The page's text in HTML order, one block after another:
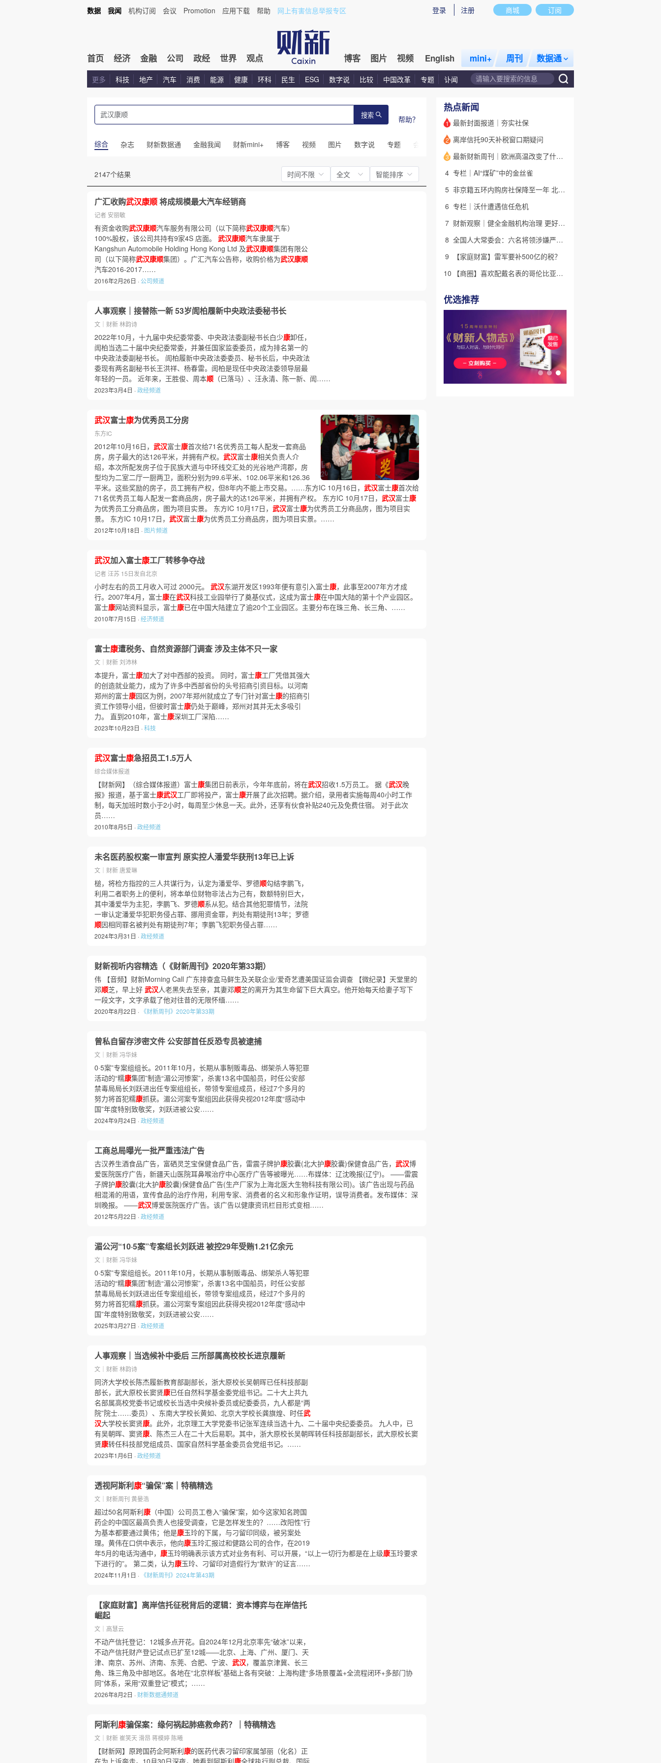
商城 订阅
登录 注册
数据 我闻 机构订阅 会议 Promotion 应用下载 帮助 网上有害信息举报专区
首页 经济 金融 公司 政经 世界 观点 博客 图片 视频 English mini+ 周刊 数据通
更多 科技 地产 汽车 消费 能源 健康 环科 民生 ESG 数字说 比较 中国改革 专题 讣闻
搜索 帮助？
综合 杂志 财新数据通 金融我闻 财新mini+ 博客 视频 图片 数字说 专题 会议 话题 特别呈现 私房课
2147个结果 时间不限 全文 智能排序
广汇收购武汉康顺将成规模最大汽车经销商
记者 安丽敏
有资金收购武汉康顺汽车服务有限公司（以下简称武汉康顺汽车）
100%股权，该公司共持有9家4S 店面。 武汉康顺汽车隶属于
Kangshun Automobile Holding Hong Kong Ltd 及武汉康顺集团有限公
司（以下简称武汉康顺集团）。广汇汽车公告称，收购价格为武汉康顺
汽车2016-2017……
2016年2月26日 · 公司频道
人事观察｜接替陈一新 53岁訚柏履新中央政法委秘书长
文｜财新 林韵诗
2022年10月，十九届中央纪委常委、中央政法委副秘书长白少康卸任，
訚柏当选二十届中央纪委常委，并兼任国家监委委员，成为排名第一的
中央政法委副秘书长。 訚柏履新中央政法委委员、秘书长后，中央政法
委现有两名副秘书长王洪祥、杨春雷。訚柏是现任中央政法委领导层最
年轻的一员。 近年来，王胜俊、周本顺 （已落马）、汪永清、陈一新、訚……
2023年3月4日 ·政经频道
武汉富士康为优秀员工分房
东方IC
2012年10月16日， 武汉富士康首次给71名优秀员工每人配发一套商品
房，房子最大的达126平米，并拥有产权。 武汉富士康相关负责人介
绍，本次所配发房子位于民族大道与中环线交汇处的光谷地产湾郡，房
型均为二室二厅一厨两卫，面积分别为99.6平米、102.06平米和126.36
平米。这些奖励的房子，员工拥有产权，但8年内不能上市交易。……东方IC 10月16日， 武汉富士康首次给
71名优秀员工每人配发一套商品房，房子最大的达126平米，并拥有产权。 东方IC 10月17日， 武汉富士康
为优秀员工分商品房，图为项目实景。 东方IC 10月17日， 武汉富士康为优秀员工分商品房，图为项目实
景。 东方IC 10月17日， 武汉富士康为优秀员工分商品房，图为项目实景。……
2012年10月18日 · 图片频道
武汉加入富士康工厂转移争夺战
记者 汪苏 15日发自北京
小时左右的员工月收入可过 2000元。 武汉东湖开发区1993年便有意引入富士康，此事至2007年方才成
行。2007年4月，富士康在武汉科技工业园举行了奠基仪式，这成为富士康在中国大陆的第十个产业园区。
富士康网站资料显示，富士康已在中国大陆建立了逾20个工业园区。主要分布在珠三角、长三角、……
2010年7月15日 ·经济频道
富士康遭税务、自然资源部门调查 涉及主体不只一家
文｜财新 刘沛林
本提升，富士康加大了对中西部的投资。 同时，富士康工厂凭借其强大
的创造就业能力，成为了许多中西部省份的头号招商引资目标。以河南
郑州的富士康园区为例，2007年郑州就成立了专门针对富士康的招商引
资工作领导小组，但彼时富士康仍处于巅峰，郑州对其并无太多吸引
力。 直到2010年，富士康深圳工厂深陷……
2023年10月23日 ·科技
武汉富士康急招员工1.5万人
综合媒体报道
【财新网】（综合媒体报道）富士康集团日前表示，今年年底前，将在武汉招收1.5万员工。 据《武汉晚
报》报道，基于富士康武汉工厂即将投产，富士康开展了此次招聘。据介绍，录用者实施每周40小时工作
制，每天加班时数小于2小时，每周至少休息一天。此外，还享有伙食补贴240元及免费住宿。 对于此次
员……
2010年8月5日 ·政经频道
未名医药股权案一审宣判 原实控人潘爱华获刑13年已上诉
文｜财新 唐爱琳
槌，将检方指控的三人共谋行为，认定为潘爱华、罗德顺勾结李鹏飞，
利用二者职务上的便利，将本单位财物非法占为己有，数额特别巨大，
其中潘爱华为主犯，李鹏飞、罗德顺系从犯。结合其他犯罪情节，法院
一审认定潘爱华犯职务侵占罪、挪用资金罪，判处有期徒刑13年；罗德
顺因相同罪名被判处有期徒刑7年；李鹏飞犯职务侵占罪……
2024年3月31日 ·政经频道
财新视听内容精选（《财新周刊》2020年第33期）
伟 【音频】财新Morning Call 广东排查盒马鲜生及关联企业/爱奇艺遭美国证监会调查 【微纪录】天堂里的
邓顺芝，早上好 武汉人老黑失去至亲，其妻邓顺芝的离开为其生命留下巨大真空。他开始每天给妻子写下
一段文字，文字承载了他对往昔的无限怀缅……
2020年8月22日 · 《财新周刊》2020年第33期
曾私自留存涉密文件 公安部首任反恐专员被逮捕
文｜财新 冯华妹
0·5案”专案组组长。2011年10月，长期从事制贩毒品、绑架杀人等犯罪
活动的“糯康集团”制造“湄公河惨案”，杀害13名中国船员，时任公安部
禁毒局局长刘跃进出任专案组组长，带领专案组成员，经过7个多月的
努力将首犯糯康抓获。湄公河案专案组因此获得央视2012年度“感动中
国”年度特别致敬奖，刘跃进被公安……
2024年9月24日 ·政经频道
工商总局曝光一批严重违法广告
古汉养生酒食品广告，富硒灵芝宝保健食品广告，雷震子牌护康胶囊(北大护康胶囊)保健食品广告， 武汉博
爱医院医疗广告，新疆天山医院耳鼻喉治疗中心医疗广告等被曝光……布媒体：辽沈晚报(辽宁)。 ——雷震
子牌护康胶囊(北大护康胶囊)保健食品广告(生产厂家为上海北医大生物科技有限公司)。该广告出现与药品
相混淆的用语，宣传食品的治疗作用，利用专家、消费者的名义和形象作证明，误导消费者。发布媒体：深
圳晚报。 ——武汉博爱医院医疗广告。该广告以健康资讯栏目形式变相……
2012年5月22日 ·政经频道
湄公河“10·5案”专案组长刘跃进 被控29年受贿1.21亿余元
文｜财新 冯华妹
0·5案”专案组组长。2011年10月，长期从事制贩毒品、绑架杀人等犯罪
活动的“糯康集团”制造“湄公河惨案”，杀害13名中国船员，时任公安部
禁毒局局长刘跃进出任专案组组长，带领专案组成员，经过7个多月的
努力将首犯糯康抓获。湄公河案专案组因此获得央视2012年度“感动中
国”年度特别致敬奖，刘跃进被公安……
2025年3月27日 ·政经频道
人事观察｜当选候补中委后 三所部属高校校长进京履新
文｜财新 林韵诗
同济大学校长陈杰履新教育部副部长，浙大原校长吴朝晖已任科技部副
部长，武大原校长窦贤康已任自然科学基金委党组书记。二十大上共九
名部属高校党委书记或校长当选中央候补委员或纪委委员，九人都是“两
院”院士……委员）、东南大学校长黄如、北京大学校长龚旗煌、时任武
汉大学校长窦贤康。此外，北京理工大学党委书记张军连续当选十九、二十届中央纪委委员。 九人中，已
有吴朝晖、窦贤康、陈杰三人在二十大后易职。其中，浙大原校长吴朝晖转任科技部副部长，武大原校长窦
贤康转任科技部党组成员、国家自然科学基金委员会党组书记。……
2023年1月6日 ·政经频道
透视阿斯利康“骗保”案｜特稿精选
文｜财新周刊 黄晏浩
超过50名阿斯利康 （中国）公司员工卷入“骗保”案，如今这家知名跨国
药企的中国区最高负责人也接受调查，它是怎样发生的？……改阳性”行
为基本都要通过黄伟；他是康玉玲的下属，与刁留印同级，被另案处
理。黄伟在口供中表示，他向康玉玲汇报过和健路公司的合作，在2019
年5月的电话沟通中， 康玉玲明确表示该方式对业务有利、可以开展，“以上一切行为都是在上级康玉玲要求
下进行的”。 第二类，认为康玉玲、刁留印对造假行为“默许”的证言……
2024年11月1日 · 《财新周刊》2024年第43期
【家庭财富】离岸信托征税背后的逻辑：资本博弈与在岸信托
崛起
文｜高慧云
不动产信托登记：12城多点开花。自2024年12月北京率先“破冰”以来，
不动产信托财产登记试点已扩至12城——北京、上海、广州、厦门、天
津、南京、苏州、济南、东莞、合肥、宁波、 武汉，覆盖京津冀、长三
角、珠三角及中部地区。各地在“北京样板”基础上各有突破：上海构建“多场景覆盖+全流程闭环+多部门协
同”体系，采用“双重登记”模式；……
2026年8月2日 · 财新数据通频道
阿斯利康骗保案：缘何祸起肺癌救命药？｜特稿精选
文｜财新 崔笑天 滑昂 蒋模婷 陈曦
【财新网】原跨国药企阿斯利康的医药代表刁留印家属邹丽（化名）正
在为上诉奔走。10月30日深夜，她看到阿斯利康全球执行副总裁、国际
热点新闻
1 最新封面报道｜夯实社保
2 离岸信托90天补税窗口期疑问
3
最新财新周刊｜欧洲高温改变了什么？
4 专栏｜AI“煤矿”中的金丝雀
5
非京籍五环内购房社保降至一年 北京市公积金最高可贷340万元
6 专栏｜沃什遭遇信任危机
7
财新观察｜健全金融机构治理 更好服务高质量发展
8
全国人大常委会：六名将领涉嫌严重违纪违法 被罢免全国人大代表
9
【家庭财富】雷军要补500亿的税？
10
【商圈】喜欢配戴名表的哥伦比亚新总统 商人出身拉美右翼又一员
优选推荐